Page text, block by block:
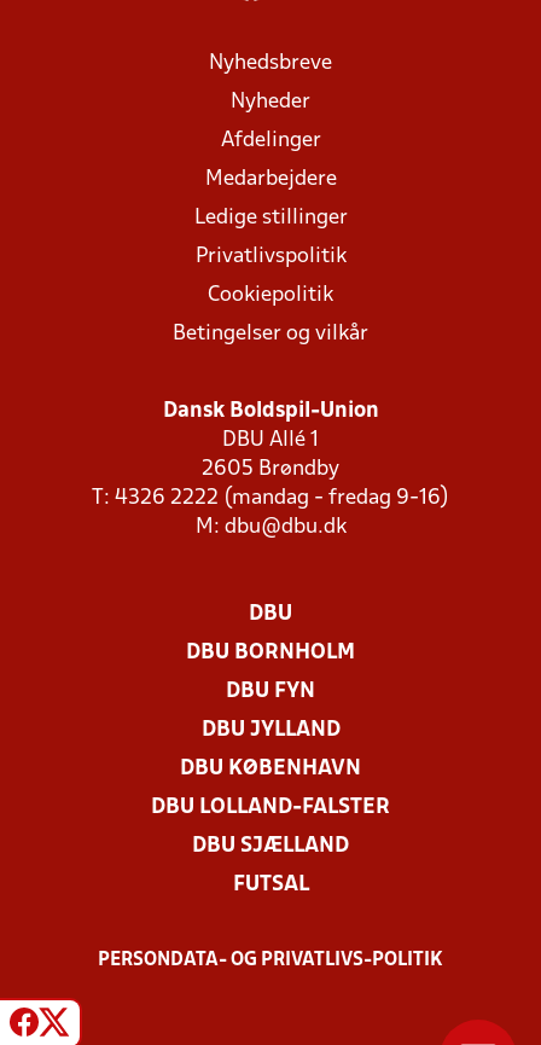
Nyhedsbreve
Nyheder
Afdelinger
Medarbejdere
Ledige stillinger
Privatlivspolitik
Cookiepolitik
Betingelser og vilkår
Dansk Boldspil-Union
DBU Allé 1
2605 Brøndby
T: 4326 2222 (mandag - fredag 9-16)
M: dbu@dbu.dk
DBU
DBU BORNHOLM
DBU FYN
DBU JYLLAND
DBU KØBENHAVN
DBU LOLLAND-FALSTER
DBU SJÆLLAND
FUTSAL
PERSONDATA- OG PRIVATLIVS-POLITIK